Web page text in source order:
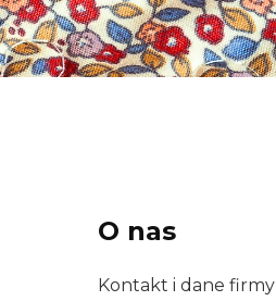
O nas
Kontakt i dane firmy